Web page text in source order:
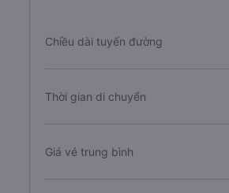
Chiều dài tuyến đường
Thời gian di chuyển
Giá vé trung bình